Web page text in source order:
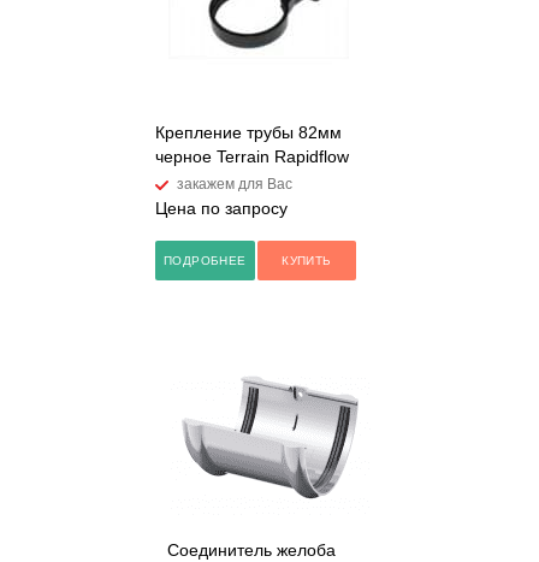
Крепление трубы 82мм
черное Terrain Rapidflow
закажем для Вас
Цена по запросу
ПОДРОБНЕЕ КУПИТЬ
Соединитель желоба